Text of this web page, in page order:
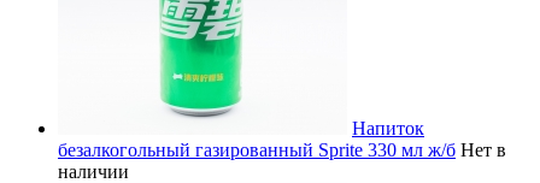
Напиток
безалкогольный газированный Sprite 330 мл ж/б Нет в
наличии